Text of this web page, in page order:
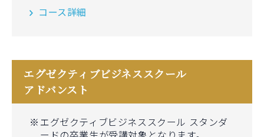
コース詳細
エグゼクティブビジネススクール
アドバンスト
エグゼクティブビジネススクール スタンダ